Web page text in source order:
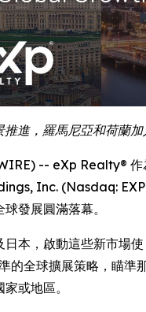
進，羅馬尼亞和荷蘭
-- eXp
Inc. (Nasdaq:
發展圓滿落幕。
本，啟動這些新市場
的全球擴展策略，瞄
或地區。